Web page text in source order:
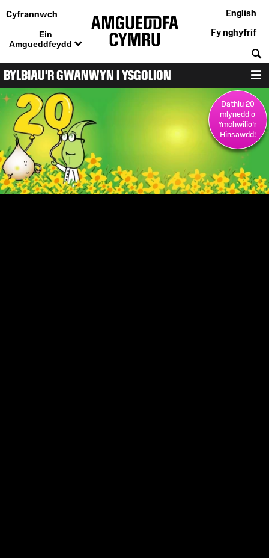
Cyfrannwch
Ein
Amgueddfeydd
English
Fy nghyfrif
BYLBIAU'R GWANWYN I YSGOLION
Dathlu 20
mlynedd o
Ymchwilio'r
Hinsawdd!